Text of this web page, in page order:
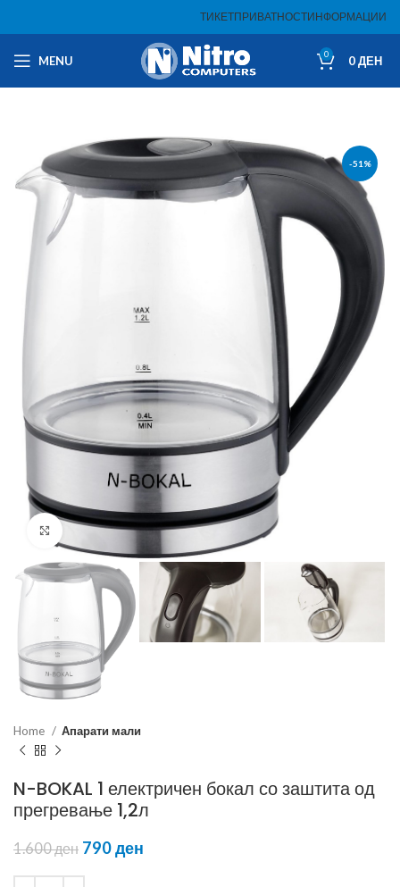
ТИКЕТПРИВАТНОСТИНФОРМАЦИИ
MENU 0 0ДЕН
-51%
Click to enlarge
Home Апарати мали
N-BOKAL 1 електричен бокал со заштита од
прегревање 1,2л
1.600ден 790ден